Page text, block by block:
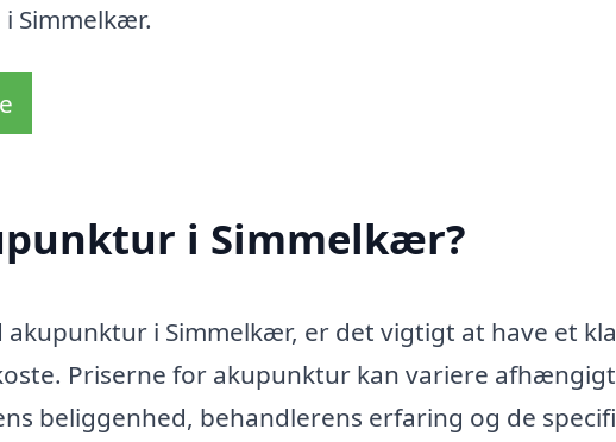
Simmelkær.
i Simmelkær?
i Simmelkær, er det vigtigt at have et
Priserne for akupunktur kan variere
beliggenhed, behandlerens erfaring og de